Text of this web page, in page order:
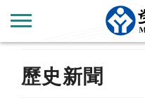
新聞公告
歷史新聞